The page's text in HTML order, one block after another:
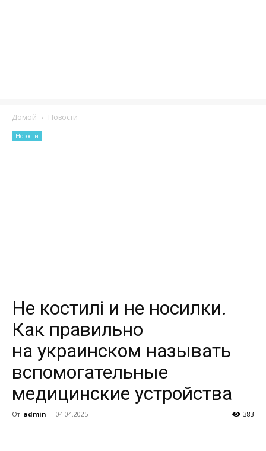
Домой Новости
Новости
Не костилі и не носилки.
Как правильно
на украинском называть
вспомогательные
медицинские устройства
От admin - 04.04.2025 383